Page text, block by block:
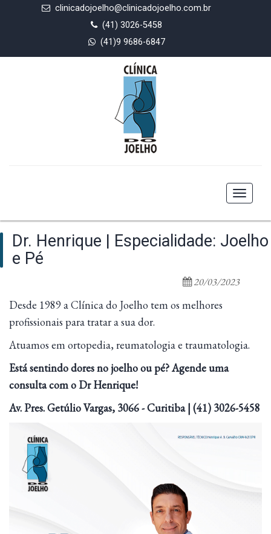
clinicadojoelho@clinicadojoelho.com.br
(41) 3026-5458
(41)9 9686-6847
Toggle
Dr. Henrique | Especialidade: Joelho
e Pé
20/03/2023
Desde 1989 a Clínica do Joelho tem os melhores
profissionais para tratar a sua dor.
Atuamos em ortopedia, reumatologia e traumatologia.
Está sentindo dores no joelho ou pé? Agende uma
consulta com o Dr Henrique!
Av. Pres. Getúlio Vargas, 3066 - Curitiba | (41) 3026-5458